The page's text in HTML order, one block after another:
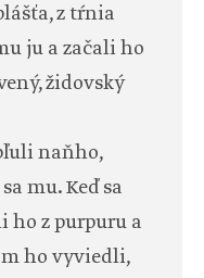
z tŕnia
ju a začali ho
židovský
naňho,
mu. Keď sa
ho z purpuru a
ho vyviedli,